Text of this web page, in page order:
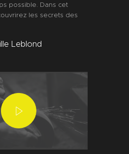
possible. Dans cet
les secrets des
Leblond